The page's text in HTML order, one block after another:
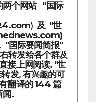
两个网站 "国际
及 "世
"国际要闻简报"
转发给各个群及
接上网阅读. "世
发, 有兴趣的可
翻译的 144 篇
闻.